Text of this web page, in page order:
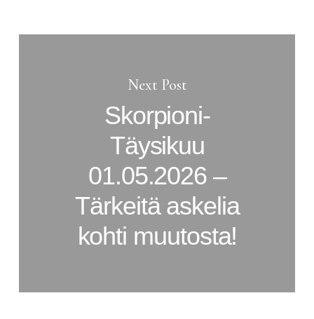
Next Post
Skorpioni-
Täysikuu
01.05.2026 –
Tärkeitä askelia
kohti muutosta!